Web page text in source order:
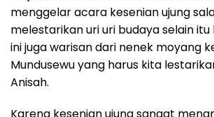
menggelar acara kesenian ujung
melestarikan uri uri budaya selain itu
ini juga warisan dari nenek moyang
Mundusewu yang harus kita
Anisah.